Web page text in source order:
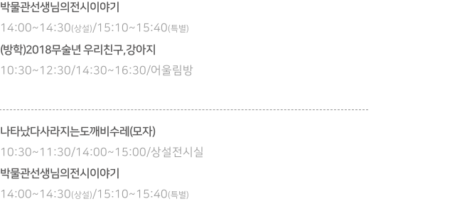
박물관선생님의전시이야기
14:00~14:30(상설)/15:10~15:40(특별)
(방학)2018무술년 우리친구,강아지
10:30~12:30/14:30~16:30/어울림방
나타났다사라지는도깨비수레(모자)
10:30~11:30/14:00~15:00/상설전시실
박물관선생님의전시이야기
14:00~14:30(상설)/15:10~15:40(특별)